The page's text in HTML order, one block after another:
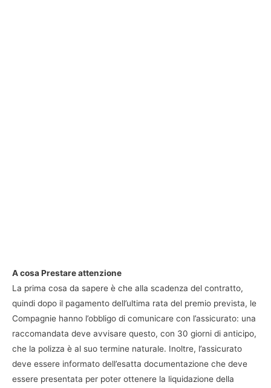
A cosa Prestare attenzione
La prima cosa da sapere è che alla scadenza del contratto,
quindi dopo il pagamento dell’ultima rata del premio prevista, le
Compagnie hanno l’obbligo di comunicare con l’assicurato: una
raccomandata deve avvisare questo, con 30 giorni di anticipo,
che la polizza è al suo termine naturale. Inoltre, l’assicurato
deve essere informato dell’esatta documentazione che deve
essere presentata per poter ottenere la liquidazione della